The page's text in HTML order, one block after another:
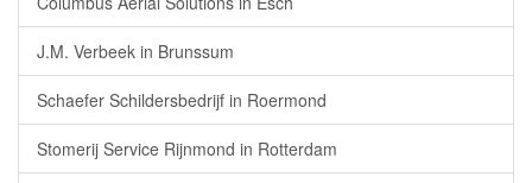
J.M. Verbeek in Brunssum
Schaefer Schildersbedrijf in Roermond
Stomerij Service Rijnmond in Rotterdam